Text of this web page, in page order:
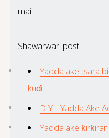
mai.
Shawarwari post
Yadda ake tsara
kuɗi
DIY - Yadda Ake
Yadda ake